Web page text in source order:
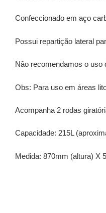
Confeccionado em aço
Possui repartição lateral
Não recomendamos o uso
Obs: Para uso em áreas
Acompanha 2 rodas
Capacidade: 215L
Medida: 870mm (altura) X